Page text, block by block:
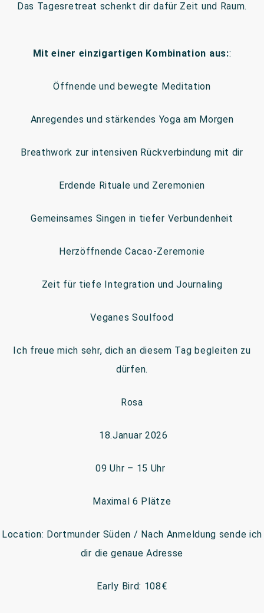
Das Tagesretreat schenkt dir dafür Zeit und Raum.
Mit einer einzigartigen Kombination aus::
Öffnende und bewegte Meditation
Anregendes und stärkendes Yoga am Morgen
Breathwork zur intensiven Rückverbindung mit dir
Erdende Rituale und Zeremonien
Gemeinsames Singen in tiefer Verbundenheit
Herzöffnende Cacao-Zeremonie
Zeit für tiefe Integration und Journaling
Veganes Soulfood
Ich freue mich sehr, dich an diesem Tag begleiten zu
dürfen.
Rosa
18.Januar 2026
09 Uhr – 15 Uhr
Maximal 6 Plätze
Location: Dortmunder Süden / Nach Anmeldung sende ich
dir die genaue Adresse
Early Bird: 108€